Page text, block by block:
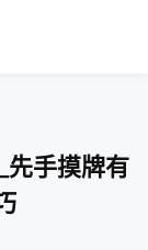
先手摸牌有